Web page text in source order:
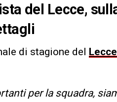
del Lecce,
di stagione del Lecce
per la squadra,